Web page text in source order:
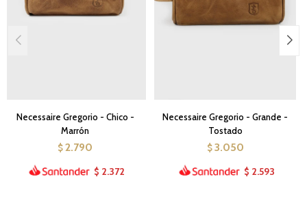
Necessaire Gregorio - Chico -
Marrón
$ 2.790
$ 2.372
Necessaire Gregorio - Grande -
Tostado
$ 3.050
$ 2.593